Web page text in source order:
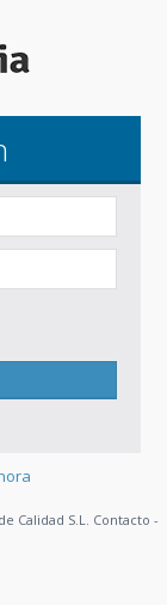
Calidad S.L. Contacto -